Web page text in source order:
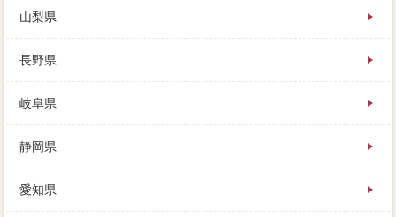
山梨県
長野県
岐阜県
静岡県
愛知県